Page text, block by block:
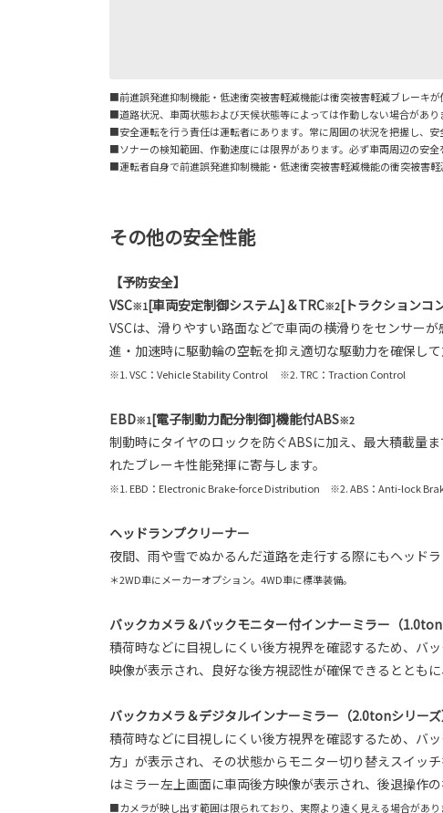
■前進誤発進抑制機能・低速衝突被害軽減機能は衝突被害軽減ブレーキ
■道路状況、車両状態および天候状態等によっては作動しない場合があ
■安全運転を行う責任は運転者にあります。常に周囲の状況を把握し、安
■ソナーの検知範囲、作動速度には限界があります。必ず車両周辺の安全
■運転者自身で前進誤発進抑制機能・低速衝突被害軽減機能の衝突被害軽
その他の安全性能
【予防安全】
VSC※1[車両安定制御システム]＆TRC※2[トラクションコ
VSCは、滑りやすい路面などで車両の横滑りをセンサー
進・加速時に駆動輪の空転を抑え適切な駆動力を確保し
※1. VSC：Vehicle Stability Control ※2. TRC：Traction Control
EBD※1[電子制動力配分制御]機能付ABS※2
制動時にタイヤのロックを防ぐABSに加え、最大積載量
れたブレーキ性能発揮に寄与します。
※1. EBD：Electronic Brake-force Distribution ※2. ABS：Anti-lock
ヘッドランプクリーナー
夜間、雨や雪でぬかるんだ道路を走行する際にもヘッド
＊2WD車にメーカーオプション。4WD車に標準装備。
バックカメラ＆バックモニター付インナーミラー（1.0ton
積荷時などに目視しにくい後方視界を確認するため、バ
映像が表示され、良好な後方視認性が確保できるととも
バックカメラ＆デジタルインナーミラー（2.0tonシリーズ
積荷時などに目視しにくい後方視界を確認するため、バ
方」が表示され、その状態からモニター切り替えスイッ
はミラー左上画面に車両後方映像が表示され、後退操作の
■カメラが映し出す範囲は限られており、実際より遠く見える場合があ